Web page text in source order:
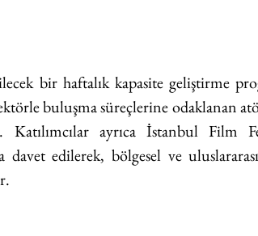
bir haftalık kapasite geliştirme
buluşma süreçlerine odaklanan
Katılımcılar ayrıca İstanbul Film
davet edilerek, bölgesel ve